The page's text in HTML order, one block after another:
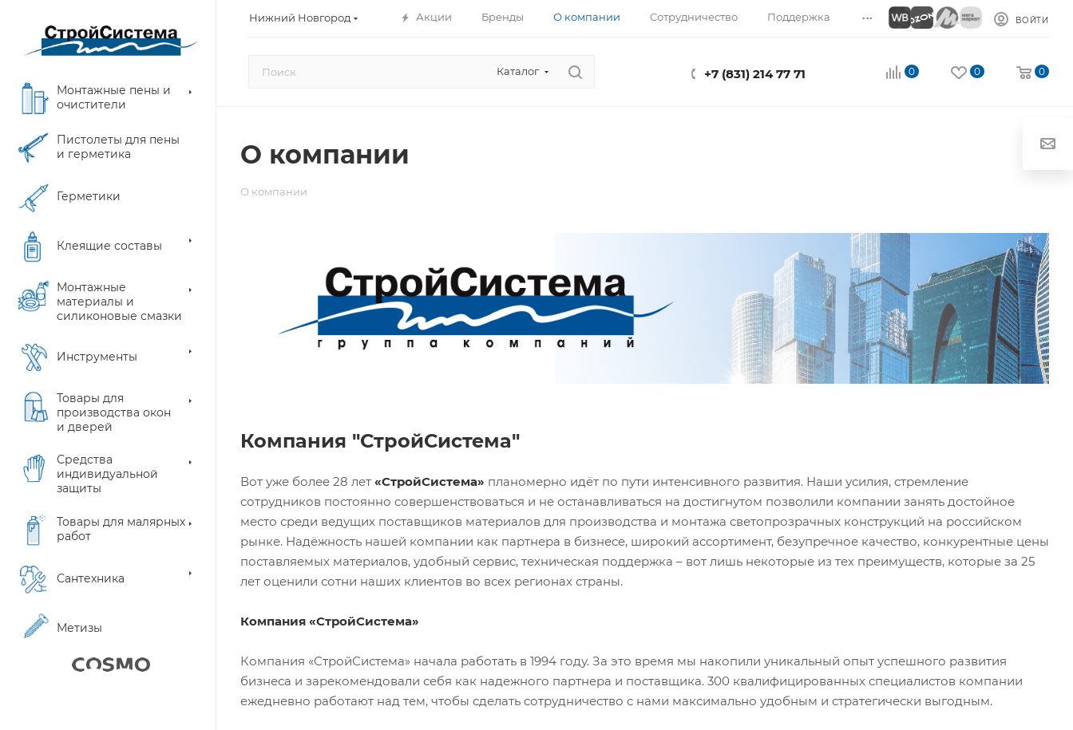
Нижний Новгород Акции Бренды О компании Сотрудничество Поддержка ... ВОЙТИ
Каталог +7 (831) 214 77 71 0 0 0
Монтажные пены и
очистители
Пистолеты для пены
и герметика
Герметики
Клеящие составы
Монтажные
материалы и
силиконовые смазки
Инструменты
Товары для
производства окон
и дверей
Средства
индивидуальной
защиты
Товары для малярных
работ
Сантехника
Метизы
О компании
О компании
Компания "СтройСистема"
Вот уже более 28 лет «СтройСистема» планомерно идёт по пути интенсивного развития. Наши усилия, стремление
сотрудников постоянно совершенствоваться и не останавливаться на достигнутом позволили компании занять достойное
место среди ведущих поставщиков материалов для производства и монтажа светопрозрачных конструкций на российском
рынке. Надёжность нашей компании как партнера в бизнесе, широкий ассортимент, безупречное качество, конкурентные цены
поставляемых материалов, удобный сервис, техническая поддержка – вот лишь некоторые из тех преимуществ, которые за 25
лет оценили сотни наших клиентов во всех регионах страны.
Компания «СтройСистема»
Компания «СтройСистема» начала работать в 1994 году. За это время мы накопили уникальный опыт успешного развития
бизнеса и зарекомендовали себя как надежного партнера и поставщика. 300 квалифицированных специалистов компании
ежедневно работают над тем, чтобы сделать сотрудничество с нами максимально удобным и стратегически выгодным.